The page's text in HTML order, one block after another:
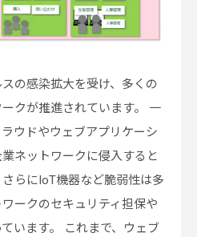
の感染拡大を受け、多くの
クが推進されています。 一
ウドやウェブアプリケーシ
ネットワークに侵入すると
らにIoT機器など脆弱性は多
ークのセキュリティ担保や
います。 これまで、ウェブ